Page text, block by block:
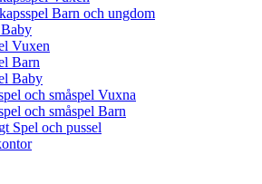
Barn och ungdom
Vuxen
Barn
Baby
och småspel Vuxna
och småspel Barn
Spel och pussel